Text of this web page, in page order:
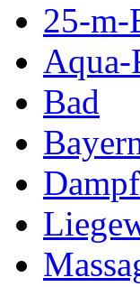
25-m-
Aqua-
Bad